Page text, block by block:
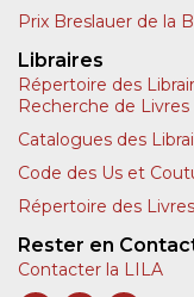
Prix Breslauer de la
Libraires
Répertoire des
Recherche de Livres
Catalogues des
Code des Us et
Répertoire des
Rester en
Contacter la LILA